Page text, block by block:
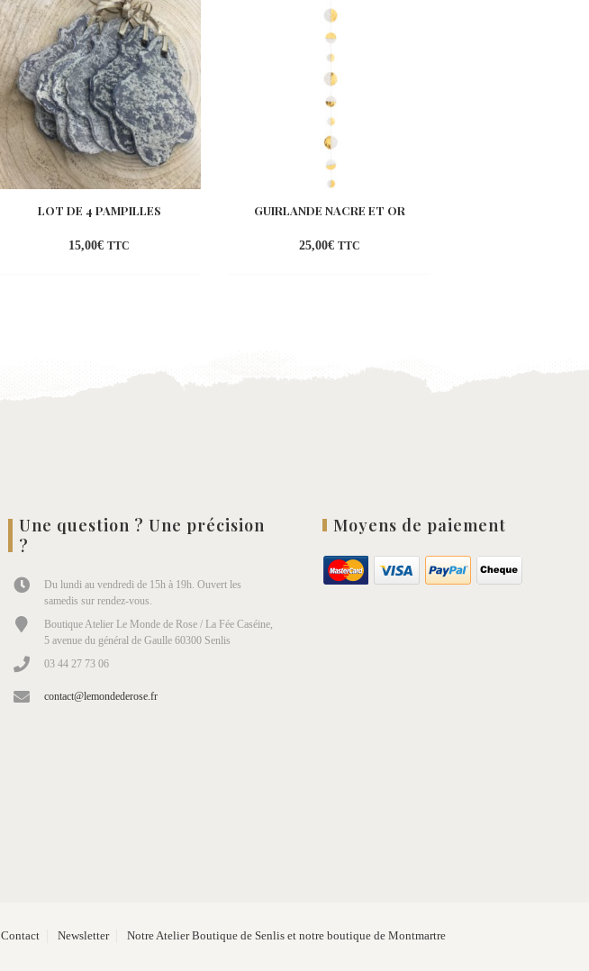
LOT DE 4 PAMPILLES
15,00€ TTC
GUIRLANDE NACRE ET OR
25,00€ TTC
Une question ? Une précision
?
Du lundi au vendredi de 15h à 19h. Ouvert les
samedis sur rendez-vous.
Boutique Atelier Le Monde de Rose / La Fée Caséine,
5 avenue du général de Gaulle 60300 Senlis
03 44 27 73 06
contact@lemondederose.fr
Moyens de paiement
Contact Newsletter Notre Atelier Boutique de Senlis et notre boutique de Montmartre